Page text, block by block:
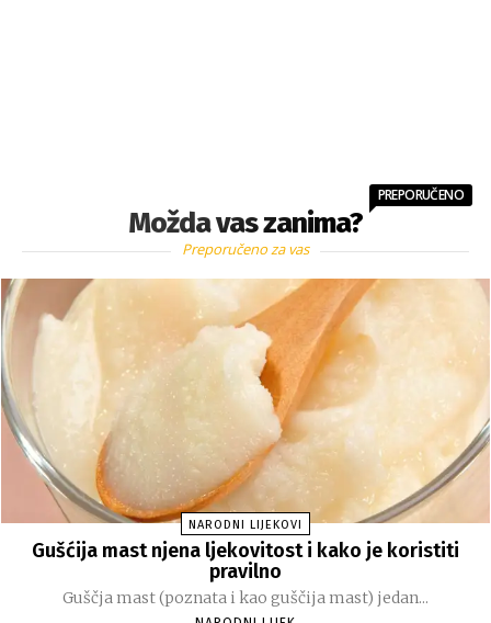
Možda vas zanima?
PREPORUČENO
Preporučeno za vas
NARODNI LIJEKOVI
Gušćija mast njena ljekovitost i kako je koristiti
pravilno
Guščja mast (poznata i kao guščija mast) jedan...